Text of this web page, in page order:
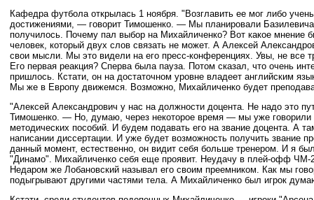
Кафедра футбола открылась 1 ноября. "Возглавить ее мог либо
достижениями, — говорит Тимошенко. — Мы планировали
получилось. Почему пал выбор на Михайличенко? Вот какое мнение
человек, который двух слов связать не может. А Алексей
свои мысли. Мы это видели на его пресс-конференциях. Увы, не все
Его первая реакция? Сперва была пауза. Потом сказал, что очень
пришлось. Кстати, он на достаточном уровне владеет английским
Мы же в Европу движемся. Возможно, Михайличенко будет
"Алексей Александрович у нас на должности доцента. Не надо это
Тимошенко. — Но, думаю, через некоторое время — мы уже говорили
методических пособий. И будем подавать его на звание доцента. А
написании диссертации. И уже будет возможность получить
данный момент, естественно, он видит себя больше тренером. И я
"Динамо". Михайличенко себя еще проявит. Неудачу в плей-офф ЧМ-
Недаром же Лобановский называл его своим преемником. Как мы
подыгрывают другими частями тела. А Михайличенко был игрок